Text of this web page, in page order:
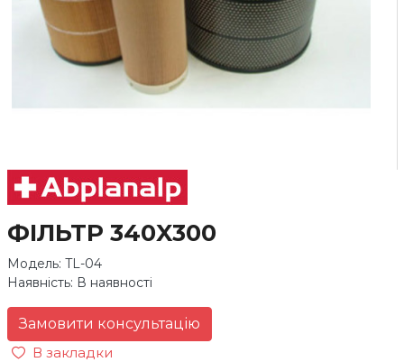
ФІЛЬТР 340X300
Модель: TL-04
Наявність: В наявності
Замовити консультацію
В закладки